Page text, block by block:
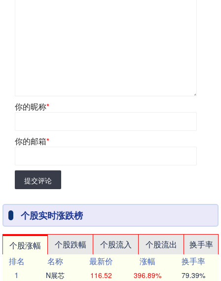
你的昵称*
你的邮箱*
提交评论
个股实时涨跌榜
个股涨幅 个股跌幅 个股流入 个股流出
换手率
排名
名称 最新价 涨幅
换手率
1
N展芯 116.52 396.89% 79.39%